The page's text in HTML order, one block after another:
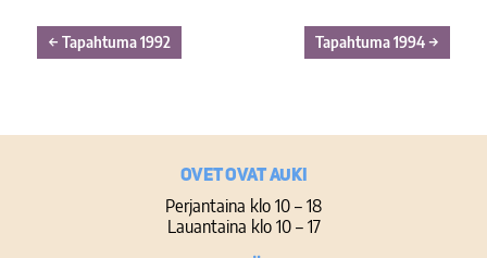
← Tapahtuma 1992 Tapahtuma 1994→
Ovet ovat auki
Perjantaina klo 10 – 18
Lauantaina klo 10 – 17